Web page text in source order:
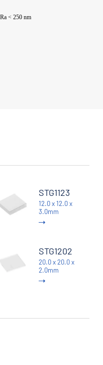
< 250 nm
STG1123
12.0 x 12.0 x
3.0mm
STG1202
20.0 x 20.0 x
2.0mm